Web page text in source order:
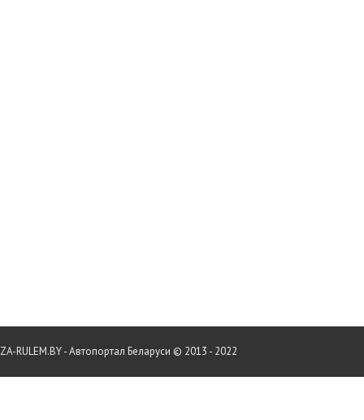
ZA-RULEM.BY - Автопортал Беларуси © 2013 - 2022